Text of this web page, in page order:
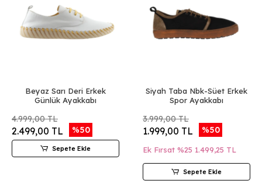
Beyaz Sarı Deri Erkek
Günlük Ayakkabı
4.999,00 TL
2.499,00 TL %50
Sepete Ekle
Siyah Taba Nbk-Süet Erkek
Spor Ayakkabı
3.999,00 TL
1.999,00 TL %50
Ek Fırsat %25 1.499,25 TL
Sepete Ekle